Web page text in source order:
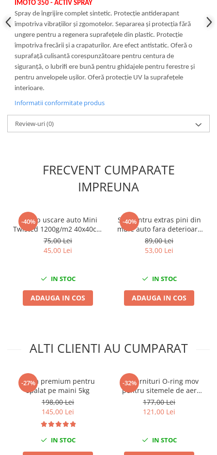
Slefuitoare electrice
Scule fixare distributie
Alfa romeo
Bmw
Chevrolet
Chrysler
Citroen
Dacia
Fiat
Mercedes
Mini
Rover
Saab
Universale
Volvo
Scule pentru tinichigerie
Scule Pneumatice
Accesorii Pneumatice
IMOTO 350 - ACTIV SPRAY
Spray de îngrijire complet sintetic. Protecție antiderapant
împotriva vibrațiilor și zgomotelor. Separarea și protecția fără
ungere pentru a regenera suprafețele din plastic. Protecție
împotriva frecării și a crapaturilor. Are efect antistatic. Oferă o
suprafață culisantă corespunzătoare pentru centura de
siguranță, o lubrifi ere bună pentru ghidajele pentru ferestre și
pentru anvelopele ușilor. Oferă protecție UV la suprafețele
interioare.
Informatii conformitate produs
Review-uri(0)
FRECVENT CUMPARATE
IMPREUNA
-40%
Prosop uscare auto Mini
Twisted 1200g/m2 40x40cm
King Dryer
75,00 Lei
45,00 Lei
IN STOC
ADAUGA IN COS
-40%
Set pentru extras pini din
mufe auto fara deterioare
38 piese
89,00 Lei
53,00 Lei
IN STOC
ADAUGA IN COS
ALTI CLIENTI AU CUMPARAT
-27%
Pasta premium pentru
spalat pe maini 5kg
198,00 Lei
145,00 Lei
IN STOC
-32%
Set garnituri O-ring mov
pentru sitemele de aer
conditionat sau clima 265
piese
177,00 Lei
121,00 Lei
IN STOC